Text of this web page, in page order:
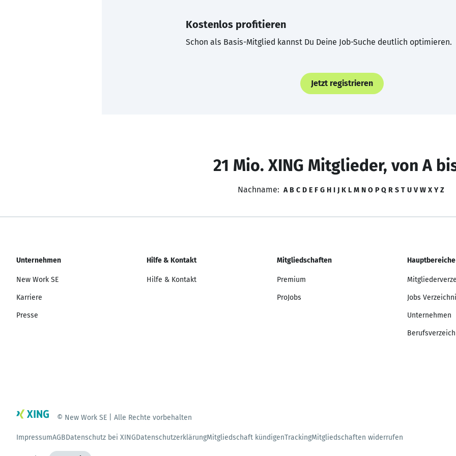
Kostenlos profitieren
Schon als Basis-Mitglied kannst Du Deine Job-Suche deutlich optimieren.
Jetzt registrieren
21 Mio. XING Mitglieder, von A
Nachname: A B C D E F G H I J K L M N O P Q R S T U V W X Y Z
Unternehmen
New Work SE
Karriere
Presse
Hilfe & Kontakt
Hilfe & Kontakt
Mitgliedschaften
Premium
ProJobs
Hauptbereiche
Jobs
Unternehmen
© New Work SE | Alle Rechte vorbehalten
ImpressumAGBDatenschutz bei XINGDatenschutzerklärungMitgliedschaft kündigenTrackingMitgliedschaften widerrufen